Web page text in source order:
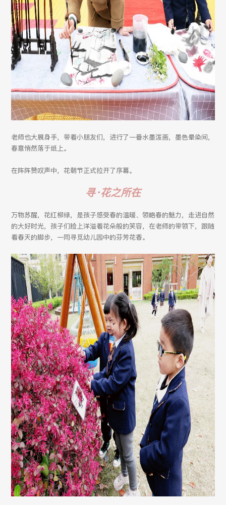
老师也大展身手，带着小朋友们，进行了一番水墨泼画，墨色晕染间，
春意悄然落于纸上。
在阵阵赞叹声中，花朝节正式拉开了序幕。
寻·花之所在
万物苏醒，花红柳绿，是孩子感受春的温暖、领略春的魅力，走进自然
的大好时光，孩子们脸上洋溢着花朵般的笑容，在老师的带领下，跟随
着春天的脚步，一同寻觅幼儿园中的芬芳花香。